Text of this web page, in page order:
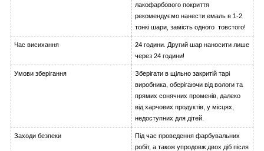
лакофарбового покриття
рекомендуємо нанести емаль в 1-2
тонкі шари, замість одного товстого!
Час висихання
24 години. Другий шар наносити лише
через 24 години!
Умови зберігання
Зберігати в щільно закритій тарі
виробника, оберігаючи від вологи та
прямих сонячних променів, далеко
від харчових продуктів, у місцях,
недоступних для дітей.
Заходи безпеки
Під час проведення фарбувальних
робіт, а також упродовж двох діб після